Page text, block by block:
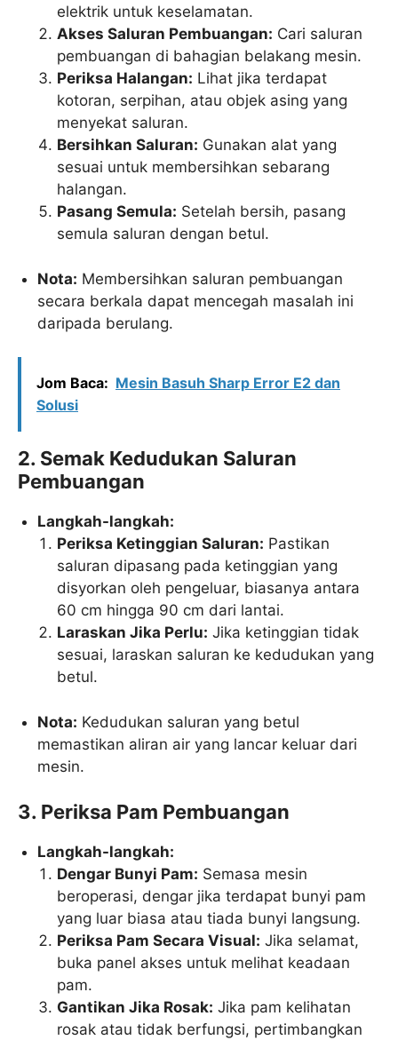
elektrik untuk keselamatan.
Akses Saluran Pembuangan: Cari saluran
pembuangan di bahagian belakang mesin.
Periksa Halangan: Lihat jika terdapat
kotoran, serpihan, atau objek asing yang
menyekat saluran.
Bersihkan Saluran: Gunakan alat yang
sesuai untuk membersihkan sebarang
halangan.
Pasang Semula: Setelah bersih, pasang
semula saluran dengan betul.
Nota: Membersihkan saluran pembuangan
secara berkala dapat mencegah masalah ini
daripada berulang.
Jom Baca: Mesin Basuh Sharp Error E2 dan
Solusi
2. Semak Kedudukan Saluran
Pembuangan
Langkah-langkah:
Periksa Ketinggian Saluran: Pastikan
saluran dipasang pada ketinggian yang
disyorkan oleh pengeluar, biasanya antara
60 cm hingga 90 cm dari lantai.
Laraskan Jika Perlu: Jika ketinggian tidak
sesuai, laraskan saluran ke kedudukan yang
betul.
Nota: Kedudukan saluran yang betul
memastikan aliran air yang lancar keluar dari
mesin.
3. Periksa Pam Pembuangan
Langkah-langkah:
Dengar Bunyi Pam: Semasa mesin
beroperasi, dengar jika terdapat bunyi pam
yang luar biasa atau tiada bunyi langsung.
Periksa Pam Secara Visual: Jika selamat,
buka panel akses untuk melihat keadaan
pam.
Gantikan Jika Rosak: Jika pam kelihatan
rosak atau tidak berfungsi, pertimbangkan